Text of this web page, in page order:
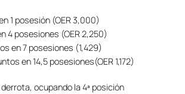
1 posesión (OER 3,000)
4 posesiones (OER 2,250)
en 7 posesiones (1,429)
en 14,5 posesiones(OER 1,172)
ocupando la 4ª posición